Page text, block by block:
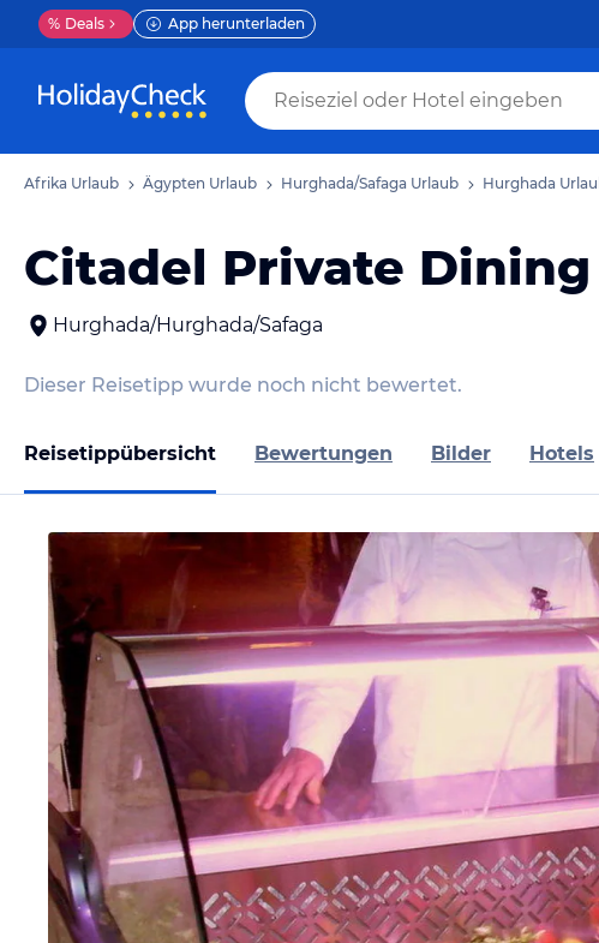
% Deals App herunterladen
Afrika Urlaub Ägypten Urlaub Hurghada/Safaga Urlaub Hurghada
Citadel Private
Hurghada/Hurghada/Safaga
Dieser Reisetipp wurde noch nicht bewertet.
Reisetippübersicht Bewertungen Bilder Hotels